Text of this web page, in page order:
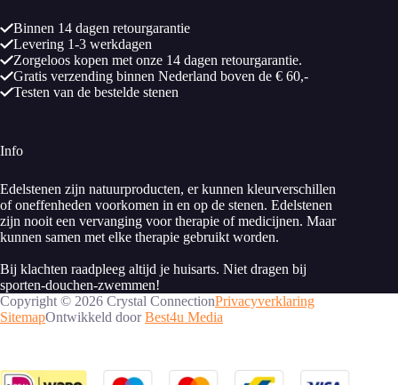
Binnen 14 dagen retourgarantie
Levering 1-3 werkdagen
Zorgeloos kopen met onze 14 dagen retourgarantie.
Gratis verzending binnen Nederland boven de € 60,-
Testen van de bestelde stenen
Info
Edelstenen zijn natuurproducten, er kunnen kleurverschillen
of oneffenheden voorkomen in en op de stenen. Edelstenen
zijn nooit een vervanging voor therapie of medicijnen. Maar
kunnen samen met elke therapie gebruikt worden.
Bij klachten raadpleeg altijd je huisarts. Niet dragen bij
sporten-douchen-zwemmen!
Copyright © 2026 Crystal ConnectionPrivacyverklaring
SitemapOntwikkeld doorBest4u Media